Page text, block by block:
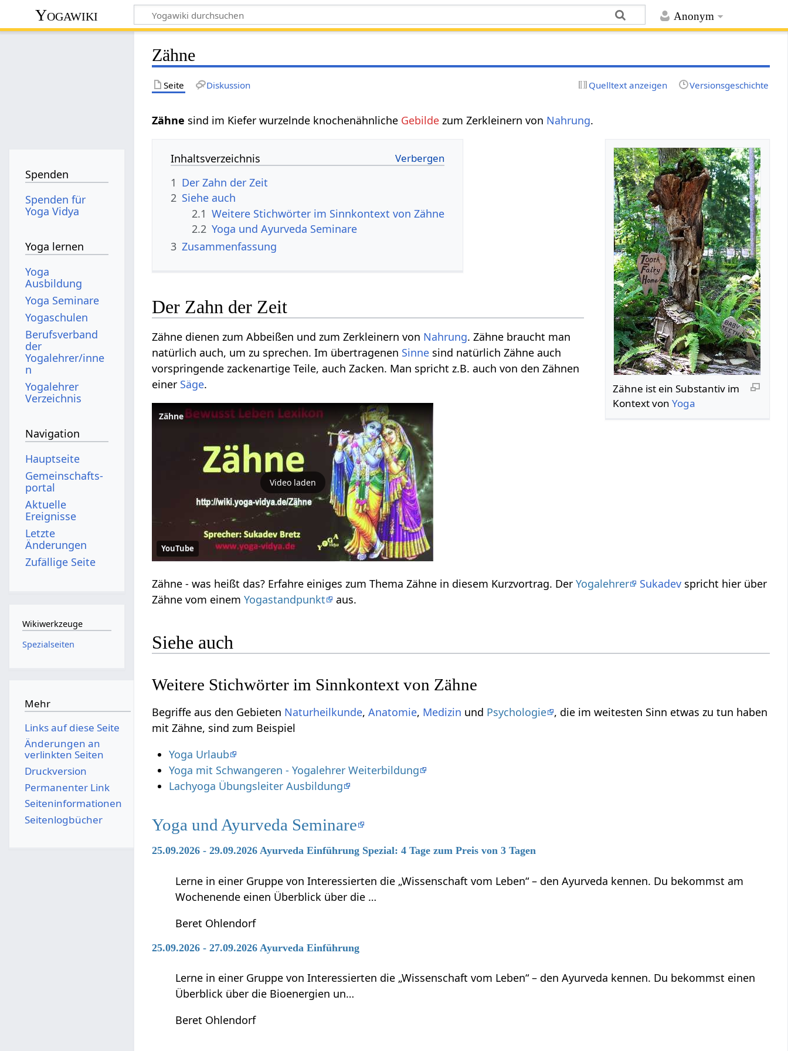
Anonym
Yogawiki
Zähne
Seite Diskussion Quelltext anzeigen Versionsgeschichte
sind im Kiefer wurzelnde knochenähnliche Gebilde zum Zerkleinern von Nahrung.
Zähne‏‎ ist ein Substantiv im
Kontext vonYoga
Inhaltsverzeichnis
1 Der Zahn der Zeit
2 Siehe auch
2.1
2.2 Yoga und Ayurveda Seminare
3 Zusammenfassung
Der Zahn der Zeit
Zähne dienen zum Abbeißen und zum Zerkleinern von Nahrung. Zähne braucht man
natürlich auch, um zu sprechen. Im übertragenen Sinne sind natürlich Zähne auch
vorspringende zackenartige Teile, auch Zacken. Man spricht z.B. auch von den Zähnen
einer Säge.
Zähne
Video laden
YouTube
Zähne‏‎ - was heißt das? Erfahre einiges zum Thema Zähne‏‎ in diesem Kurzvortrag. DerYogalehrer Sukadev spricht hier über
Zähne‏‎ vom einemYogastandpunkt aus.
Siehe auch
Begriffe aus den Gebieten Naturheilkunde,Anatomie, Medizin und Psychologie , die im weitesten Sinn etwas zu tun haben
mit Zähne‏‎, sind zum Beispiel
Yoga Urlaub
Yoga mit Schwangeren - Yogalehrer Weiterbildung
Lachyoga Übungsleiter Ausbildung
Yoga und Ayurveda Seminare
25.09.2026 - 29.09.2026 Ayurveda Einführung Spezial: 4 Tage zum Preis von 3 Tagen
Lerne in einer Gruppe von Interessierten die „Wissenschaft vom Leben“ – den Ayurveda kennen. Du bekommst am
Wochenende einen Überblick über die …
Beret Ohlendorf
25.09.2026 - 27.09.2026 Ayurveda Einführung
Lerne in einer Gruppe von Interessierten die „Wissenschaft vom Leben“ – den Ayurveda kennen. Du bekommst einen
Überblick über die Bioenergien un…
Beret Ohlendorf
Spenden
Spenden für
Yoga Vidya
Yoga lernen
Yoga
Ausbildung
Yoga Seminare
Yogaschulen
Berufsverband
der
Yogalehrer/inne
n
Yogalehrer
Verzeichnis
Navigation
Hauptseite
Gemeinschafts­
portal
Aktuelle
Ereignisse
Letzte
Änderungen
Zufällige Seite
Wikiwerkzeuge
Spezialseiten
Mehr
Links auf diese Seite
Änderungen an
verlinkten Seiten
Druckversion
Permanenter Link
Seiten­­informationen
Seitenlogbücher